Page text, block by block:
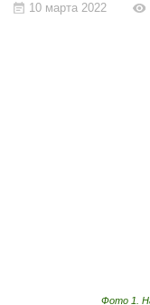
10 марта 2022
Фото 1.